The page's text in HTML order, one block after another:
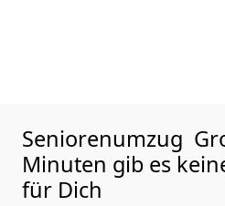
Seniorenumzug
Minuten gib es
für Dich